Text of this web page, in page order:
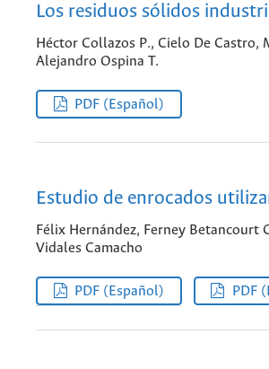
Los residuos sólidos
Héctor Collazos P., Cielo De Castro,
Alejandro Ospina T.
PDF (Español)
Estudio de enrocados
Félix Hernández, Ferney Betancourt
Vidales Camacho
PDF (Español) PDF